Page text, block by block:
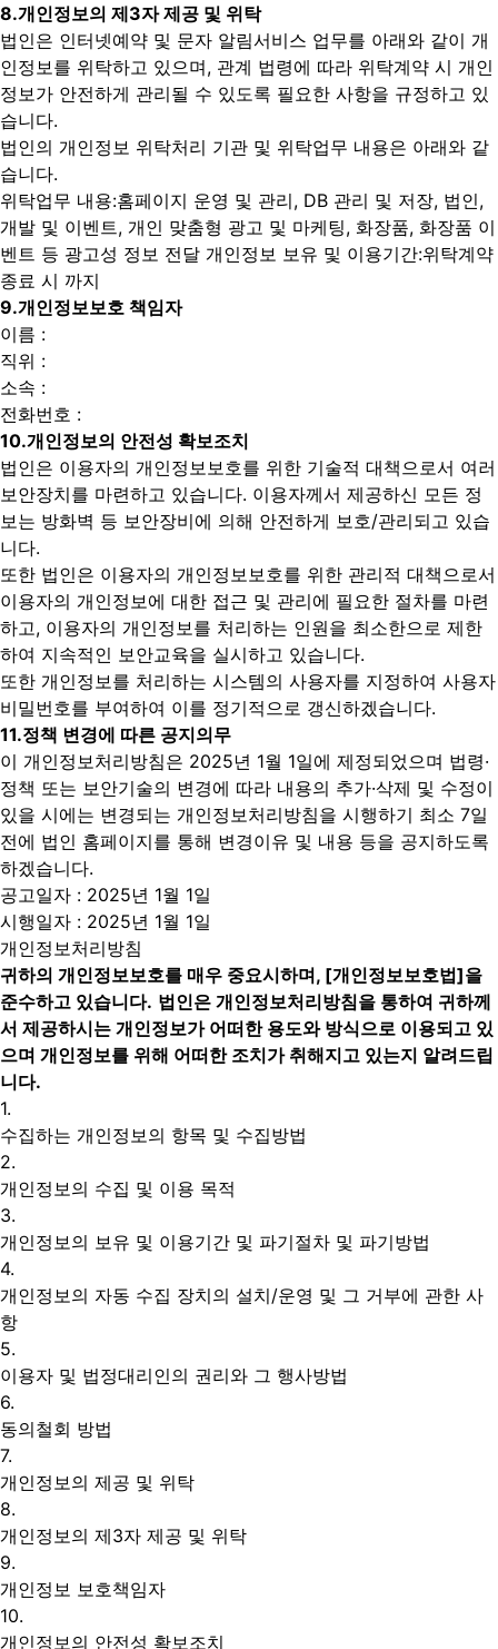
8.개인정보의 제3자 제공 및 위탁
법인은 인터넷예약 및 문자 알림서비스 업무를 아래와 같이 개
인정보를 위탁하고 있으며, 관계 법령에 따라 위탁계약 시 개인
정보가 안전하게 관리될 수 있도록 필요한 사항을 규정하고 있
습니다.
법인의 개인정보 위탁처리 기관 및 위탁업무 내용은 아래와 같
습니다.
위탁업무 내용:홈페이지 운영 및 관리, DB 관리 및 저장, 법인,
개발 및 이벤트, 개인 맞춤형 광고 및 마케팅, 화장품, 화장품 이
벤트 등 광고성 정보 전달 개인정보 보유 및 이용기간:위탁계약
종료 시 까지
9.개인정보보호 책임자
이름 :
직위 :
소속 :
전화번호 :
10.개인정보의 안전성 확보조치
법인은 이용자의 개인정보보호를 위한 기술적 대책으로서 여러
보안장치를 마련하고 있습니다. 이용자께서 제공하신 모든 정
보는 방화벽 등 보안장비에 의해 안전하게 보호/관리되고 있습
니다.
또한 법인은 이용자의 개인정보보호를 위한 관리적 대책으로서
이용자의 개인정보에 대한 접근 및 관리에 필요한 절차를 마련
하고, 이용자의 개인정보를 처리하는 인원을 최소한으로 제한
하여 지속적인 보안교육을 실시하고 있습니다.
또한 개인정보를 처리하는 시스템의 사용자를 지정하여 사용자
비밀번호를 부여하여 이를 정기적으로 갱신하겠습니다.
11.정책 변경에 따른 공지의무
이 개인정보처리방침은 2025년 1월 1일에 제정되었으며 법령·
정책 또는 보안기술의 변경에 따라 내용의 추가·삭제 및 수정이
있을 시에는 변경되는 개인정보처리방침을 시행하기 최소 7일
전에 법인 홈페이지를 통해 변경이유 및 내용 등을 공지하도록
하겠습니다.
공고일자 : 2025년 1월 1일
시행일자 : 2025년 1월 1일
개인정보처리방침
귀하의 개인정보보호를 매우 중요시하며, [개인정보보호법]을
준수하고 있습니다. 법인은 개인정보처리방침을 통하여 귀하께
서 제공하시는 개인정보가 어떠한 용도와 방식으로 이용되고 있
으며 개인정보를 위해 어떠한 조치가 취해지고 있는지 알려드립
니다.
1.
수집하는 개인정보의 항목 및 수집방법
2.
개인정보의 수집 및 이용 목적
3.
개인정보의 보유 및 이용기간 및 파기절차 및 파기방법
4.
개인정보의 자동 수집 장치의 설치/운영 및 그 거부에 관한 사
항
5.
이용자 및 법정대리인의 권리와 그 행사방법
6.
동의철회 방법
7.
개인정보의 제공 및 위탁
8.
개인정보의 제3자 제공 및 위탁
9.
개인정보 보호책임자
10.
개인정보의 안전성 확보조치